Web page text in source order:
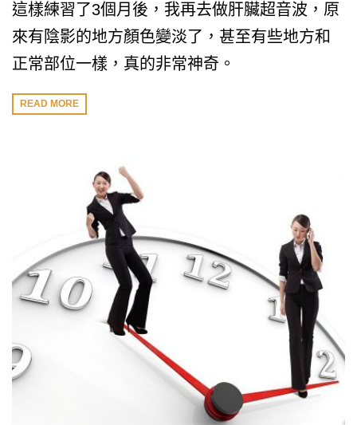
這樣練習了3個月後，我再去做肝臟超音波，原
來有陰影的地方顏色變淡了，甚至有些地方和
正常部位一樣，真的非常神奇。
READ MORE